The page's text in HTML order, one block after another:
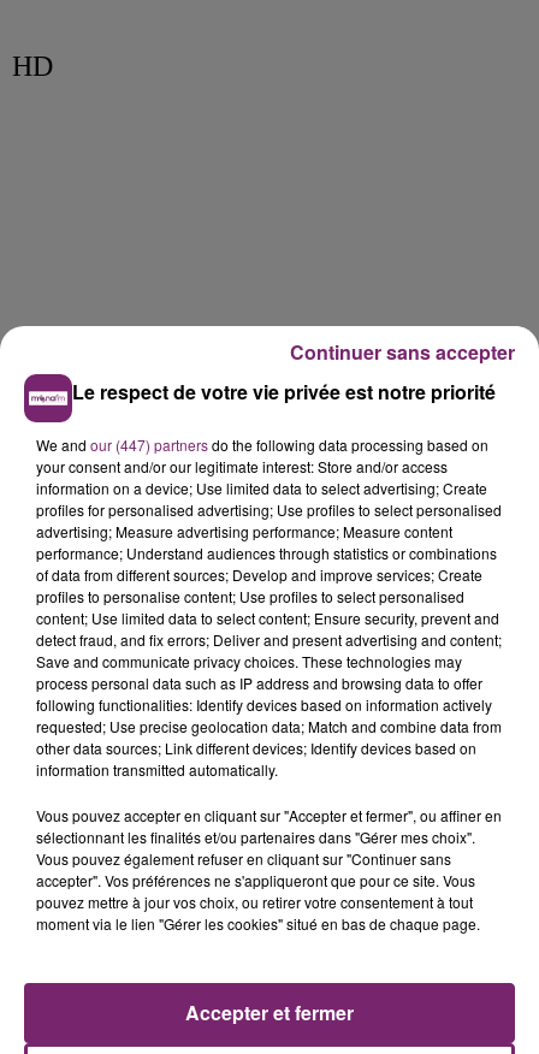
HD
de Frelinghien !
Le respect de votre vie privée est notre priorité
We and our (447) partnersdo the following data processing based on
your consent and/or our legitimate interest: Store and/or access
information on a device; Use limited data to select advertising; Create
profiles for personalised advertising; Use profiles to select personalised
advertising; Measure advertising performance; Measure content
performance; Understand audiences through statistics or combinations
of data from different sources; Develop and improve services; Create
profiles to personalise content; Use profiles to select personalised
content; Use limited data to select content; Ensure security, prevent and
detect fraud, and fix errors; Deliver and present advertising and content;
Save and communicate privacy choices. These technologies may
process personal data such as IP address and browsing data to offer
following functionalities: Identify devices based on information actively
requested; Use precise geolocation data; Match and combine data from
other data sources; Link different devices; Identify devices based on
information transmitted automatically.
Vous pouvez accepter en cliquant sur "Accepter et fermer", ou affiner en
sélectionnant les finalités et/ou partenaires dans "Gérer mes choix".
Vous pouvez également refuser en cliquant sur "Continuer sans
accepter". Vos préférences ne s'appliqueront que pour ce site. Vous
pouvez mettre à jour vos choix, ou retirer votre consentement à tout
moment via le lien "Gérer les cookies" situé en bas de chaque page.
Accepter et fermer
Continuer sans accepter